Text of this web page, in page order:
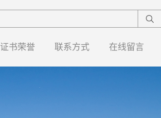
证书荣誉 联系方式 在线留言